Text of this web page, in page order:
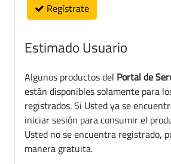
Regístrate
Estimado Usuario
Algunos productos del Portal de
están disponibles solamente para
registrados. Si Usted ya se
iniciar sesión para consumir el
Usted no se encuentra registrado,
manera gratuita.